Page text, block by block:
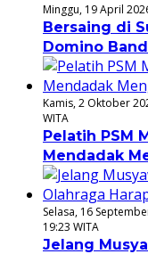
Minggu, 19 April
Bersaing di
Domino
Kamis, 2 Oktober
WITA
Pelatih PSM
Mendadak
Selasa, 16
19:23 WITA
Jelang